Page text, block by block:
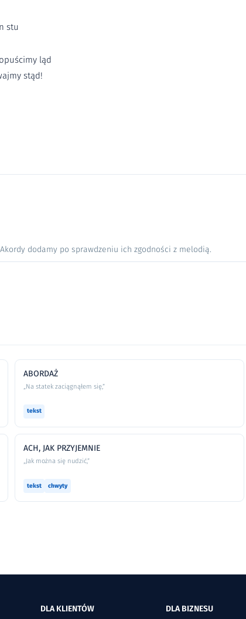
stu
ląd
stąd!
dodamy po sprawdzeniu ich zgodności z melodią.
ABORDAŻ
„Na statek zaciągnąłem się,”
tekst
ACH, JAK PRZYJEMNIE
„Jak można się nudzić,”
tekst chwyty
DLA KLIENTÓW DLA BIZNESU